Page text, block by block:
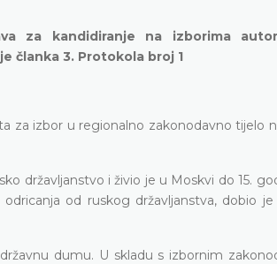
za kandidiranje na izborima
članka 3. Protokola broj 1
za izbor u regionalno zakonodavno tijelo
državljanstvo i živio je u Moskvi do 15.
od ruskog državljanstva, dobio je
dumu. U skladu s izbornim